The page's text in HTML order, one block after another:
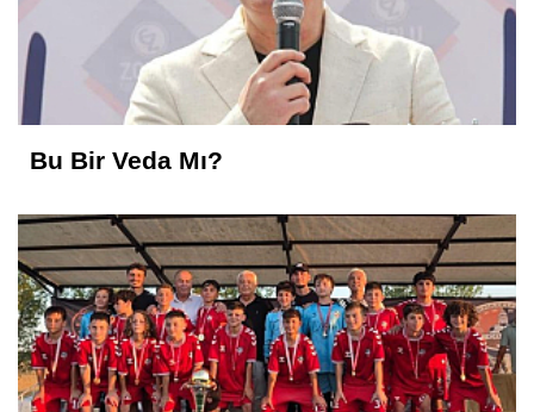
Bu Bir Veda Mı?